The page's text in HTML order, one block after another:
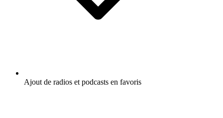
Ajout de radios et podcasts en favoris